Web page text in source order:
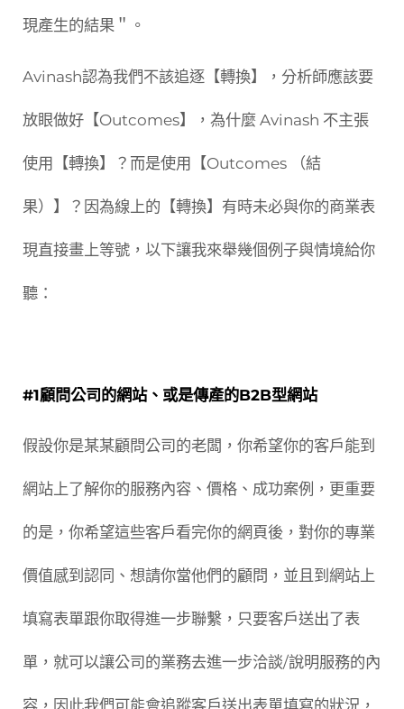
現產生的結果＂。
Avinash認為我們不該追逐【轉換】，分析師應該要
放眼做好【Outcomes】，為什麼 Avinash 不主張
使用【轉換】？而是使用【Outcomes （結
果）】？因為線上的【轉換】有時未必與你的商業表
現直接畫上等號，以下讓我來舉幾個例子與情境給你
聽：
#1顧問公司的網站、或是傳產的B2B型網站
假設你是某某顧問公司的老闆，你希望你的客戶能到
網站上了解你的服務內容、價格、成功案例，更重要
的是，你希望這些客戶看完你的網頁後，對你的專業
價值感到認同、想請你當他們的顧問，並且到網站上
填寫表單跟你取得進一步聯繫，只要客戶送出了表
單，就可以讓公司的業務去進一步洽談/說明服務的內